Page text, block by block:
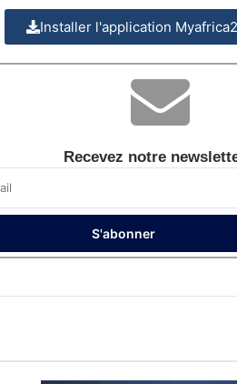
Installer l'application
Recevez notre